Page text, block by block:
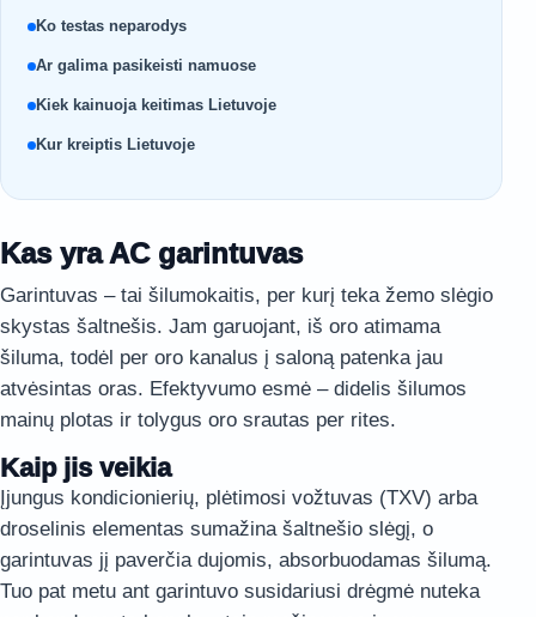
Ko testas neparodys
Ar galima pasikeisti namuose
Kiek kainuoja keitimas Lietuvoje
Kur kreiptis Lietuvoje
Kas yra AC garintuvas
Garintuvas – tai šilumokaitis, per kurį teka žemo slėgio
skystas šaltnešis. Jam garuojant, iš oro atimama
šiluma, todėl per oro kanalus į saloną patenka jau
atvėsintas oras. Efektyvumo esmė – didelis šilumos
mainų plotas ir tolygus oro srautas per rites.
Kaip jis veikia
Įjungus kondicionierių, plėtimosi vožtuvas (TXV) arba
droselinis elementas sumažina šaltnešio slėgį, o
garintuvas jį paverčia dujomis, absorbuodamas šilumą.
Tuo pat metu ant garintuvo susidariusi drėgmė nuteka